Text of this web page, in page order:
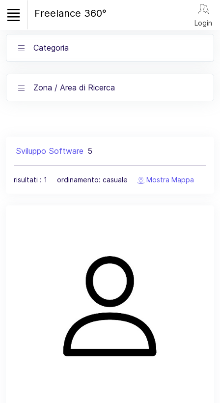
Freelance 360°
Login
Sviluppo Software 5
risultati : 1 ordinamento: casuale Mostra Mappa
Categoria
Zona / Area di Ricerca